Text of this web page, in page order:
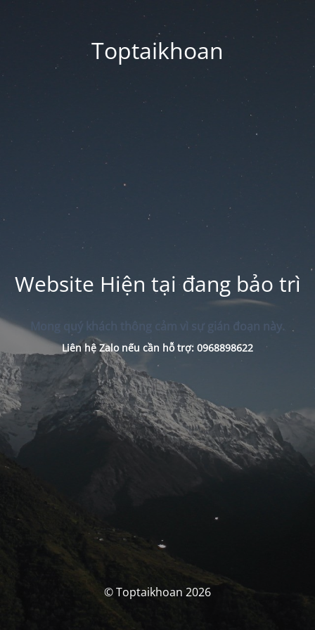
Toptaikhoan
Website Hiện tại đang bảo trì
Mong quý khách thông cảm vì sự gián đoạn này.
Liên hệ Zalo nếu cần hỗ trợ: 0968898622
© Toptaikhoan 2026